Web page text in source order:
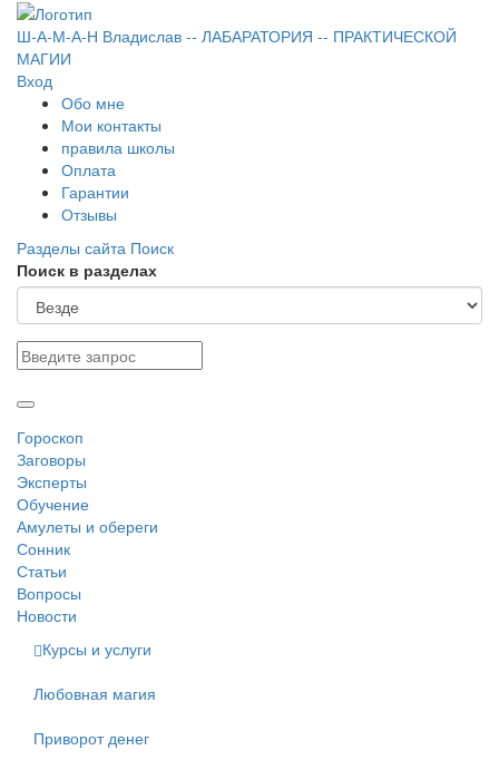
Ш-А-М-А-Н Владислав -- ЛАБАРАТОРИЯ -- ПРАКТИЧЕСКОЙ
МАГИИ
Вход
Обо мне
Мои контакты
правила школы
Оплата
Гарантии
Отзывы
Разделы сайта Поиск
Поиск в разделах
Гороскоп
Заговоры
Эксперты
Обучение
Амулеты и обереги
Сонник
Статьи
Вопросы
Новости
Курсы и услуги
Любовная магия
Приворот денег